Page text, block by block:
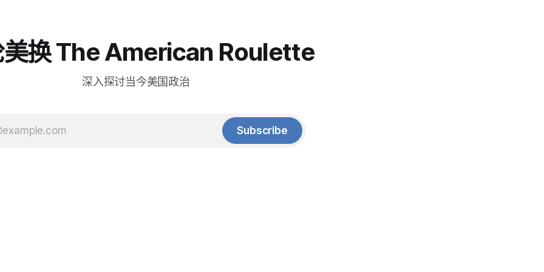
换 The American Roulette
深入探讨当今美国政治
Subscribe